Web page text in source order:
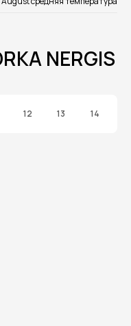
NERGIS
12 13 14